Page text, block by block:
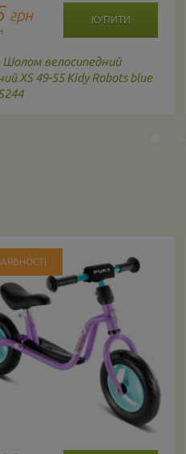
грн
Шолом велосипедний
XS 49-55 Kidy Robots blue